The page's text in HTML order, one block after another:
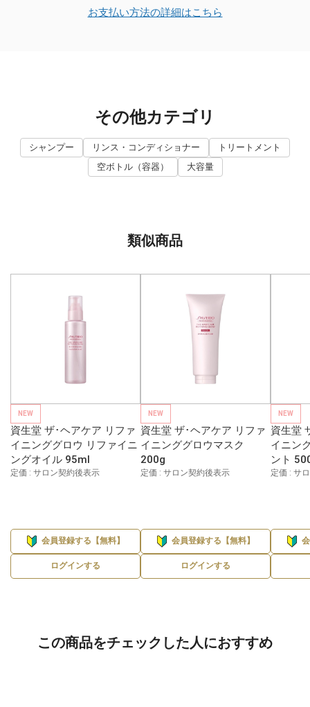
お支払い方法の詳細はこちら
その他カテゴリ
シャンプー リンス・コンディショナー
トリートメント
空ボトル（容器）
大容量
類似商品
NEW
資生堂 ザ･ヘアケア リファ
イニンググロウ リファイニ
ングオイル 95ml
定価 : サロン契約後表示
会員登録する【無料】
ログインする
NEW
資生堂 ザ･ヘアケア リファ
イニンググロウマスク
200g
定価 : サロン契約後表示
会員登録する【無料】
ログインする
NEW
資生堂
イニン
ント
定価 : サ
この商品をチェックした人におすすめ